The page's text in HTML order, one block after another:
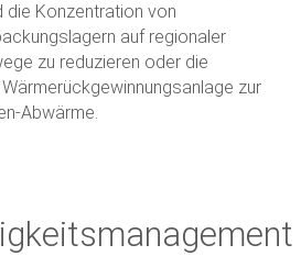
die Konzentration von
auf regionaler
zu reduzieren oder die
zur
Abwärme.